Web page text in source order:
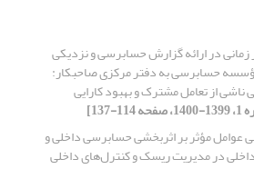
زمانی در ارائه گزارش حسابرسی و نزدیکی
حسابرسی به دفتر مرکزی صاحبکار:
ناشی از تعامل مشترک و بهبود کارایی
عوامل مؤثر بر اثربخشی حسابرسی داخلی و
در مدیریت ریسک و کنترل‌های داخلی